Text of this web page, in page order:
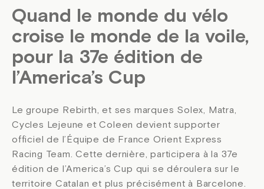
Quand le monde du vélo
croise le monde de la voile,
pour la 37e édition de
l’America’s Cup
Le groupe Rebirth, et ses marques Solex, Matra,
Cycles Lejeune et Coleen devient supporter
officiel de l’Équipe de France Orient Express
Racing Team. Cette dernière, participera à la 37e
édition de l’America’s Cup qui se déroulera sur le
territoire Catalan et plus précisément à Barcelone.